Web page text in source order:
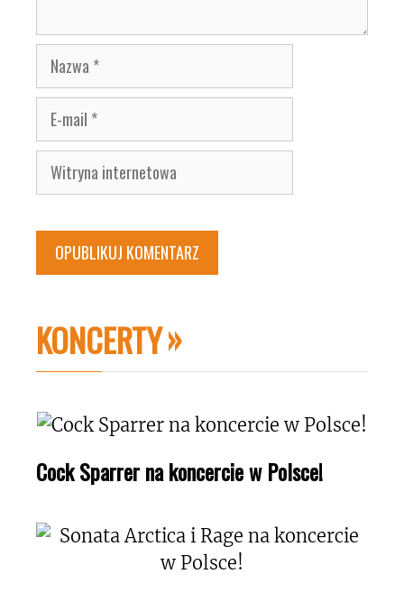
Nazwa
E-
mail
Witryna
internetowa
KONCERTY
Cock Sparrer na koncercie w Polsce!